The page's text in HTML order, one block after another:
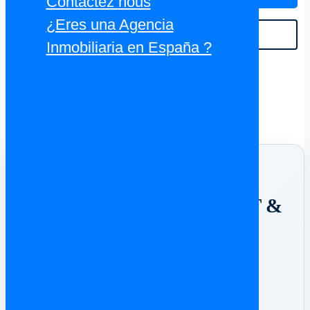
savoir plus…
VOIR TOUT
⚖️ ESPAGNE SUPPORT &
¿Eres una Agencia
Inmobiliaria en España ?